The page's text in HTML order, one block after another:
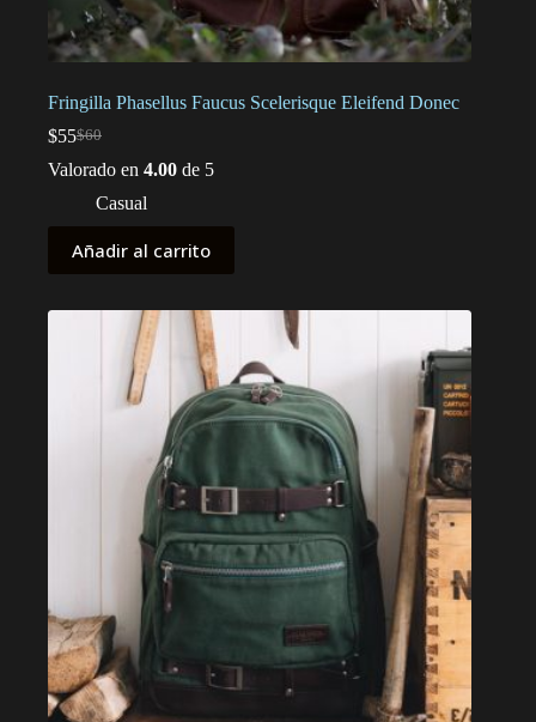
Fringilla Phasellus Faucus Scelerisque Eleifend Donec
$60
El
precio
era:
$60.
$55El
precio
$55.
Valorado en 4.00 de 5
Casual
Añadir al carrito